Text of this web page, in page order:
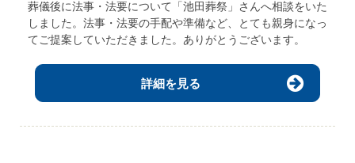
葬儀後に法事・法要について「池田葬祭」さんへ相談をいた
しました。法事・法要の手配や準備など、とても親身になっ
てご提案していただきました。ありがとうございます。
詳細を見る